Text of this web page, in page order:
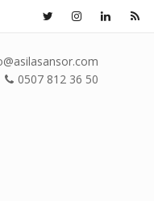
0507 812 36 50